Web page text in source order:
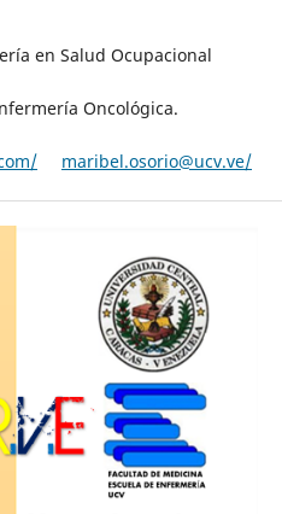
en Salud Ocupacional
Oncológica.
maribel.osorio@ucv.ve/